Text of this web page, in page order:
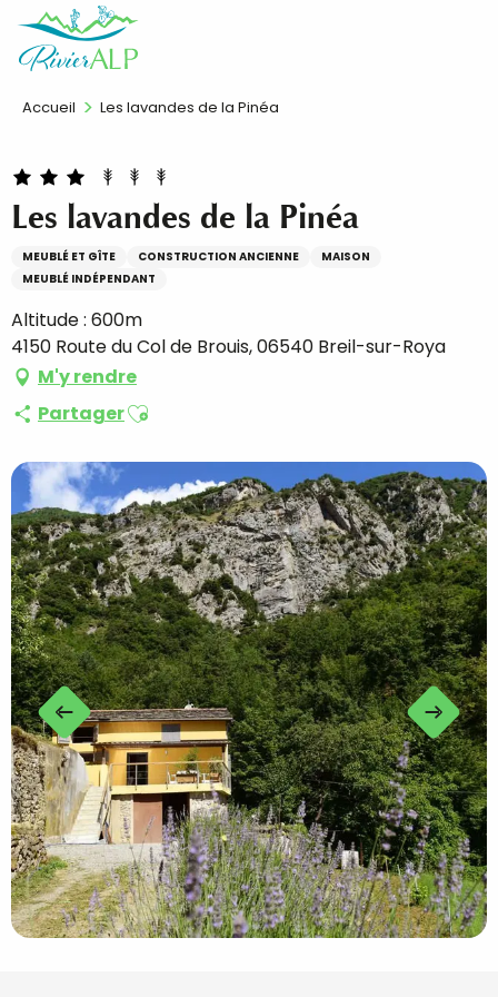
contenu
FR
Accueil Les lavandes de la Pinéa
Les lavandes de la Pinéa
MEUBLÉ ET GÎTE CONSTRUCTION ANCIENNE
MAISON
MEUBLÉ INDÉPENDANT
Altitude : 600m
4150 Route du Col de Brouis, 06540 Breil-sur-Roya
M'y rendre
PartagerAjouter aux favoris